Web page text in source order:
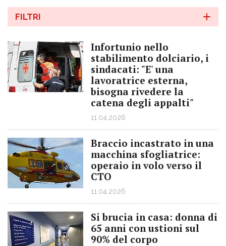
FILTRI
Infortunio nello
stabilimento dolciario, i
sindacati: "E' una
lavoratrice esterna,
bisogna rivedere la
catena degli appalti"
11.04.2026
Braccio incastrato in una
macchina sfogliatrice:
operaio in volo verso il
CTO
11.04.2026
Si brucia in casa: donna di
65 anni con ustioni sul
90% del corpo